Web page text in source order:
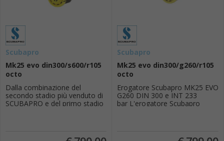
Scubapro
Mk25 evo din300/s600/r105
octo
Dalla combinazione del
secondo stadio più venduto di
SCUBAPRO e del primo stadio
EVO offre un'eccellente
Scubapro
Mk25 evo din300/g260/r105
octo
Erogatore Scubapro MK25 EVO
G260 DIN 300 e INT 233
bar L'erogatore Scubapro
componenti. Per anni